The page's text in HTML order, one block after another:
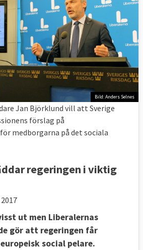
Bild: Anders Selnes
Jan Björklund vill att Sverige
förslag på
medborgarna på det sociala
regeringen i viktig
ut men Liberalernas
gör att regeringen får
social pelare.